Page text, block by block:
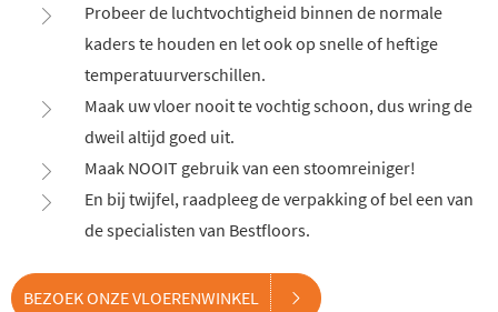
Probeer de luchtvochtigheid binnen de normale
kaders te houden en let ook op snelle of heftige
temperatuurverschillen.
Maak uw vloer nooit te vochtig schoon, dus wring de
dweil altijd goed uit.
Maak NOOIT gebruik van een stoomreiniger!
En bij twijfel, raadpleeg de verpakking of bel een van
de specialisten van Bestfloors.
BEZOEK ONZE VLOERENWINKEL